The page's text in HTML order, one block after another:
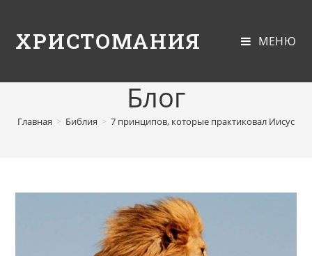
ХРИСТОМАНИЯ МЕНЮ
Блог
Главная > Библия > 7 принципов, которые практиковал Иисус